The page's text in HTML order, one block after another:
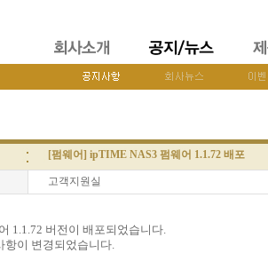
[펌웨어] ipTIME NAS3 펌웨어 1.1.72 배포
고객지원실
1.1.72 버전이 배포되었습니다.
항이 변경되었습니다.